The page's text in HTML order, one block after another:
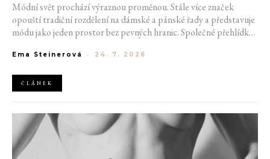
Módní svět prochází výraznou proměnou. Stále více značek
opouští tradiční rozdělení na dámské a pánské řady a představuje
módu jako jeden prostor bez pevných hranic. Společné přehlídky,
klasické týdny módy mohou brzy vypadat úplně jinak.
Ema Steinerová - 24. 7. 2026
ČLÁNEK